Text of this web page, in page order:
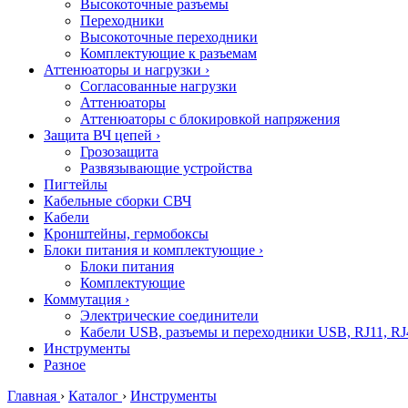
Высокоточные разъемы
Переходники
Высокоточные переходники
Комплектующие к разъемам
Аттенюаторы и нагрузки ›
Согласованные нагрузки
Аттенюаторы
Аттенюаторы с блокировкой напряжения
Защита ВЧ цепей ›
Грозозащита
Развязывающие устройства
Пигтейлы
Кабельные сборки СВЧ
Кабели
Кронштейны, гермобоксы
Блоки питания и комплектующие ›
Блоки питания
Комплектующие
Коммутация ›
Электрические соединители
Кабели USB, разъемы и переходники USB, RJ11,
Инструменты
Разное
Главная › Каталог › Инструменты